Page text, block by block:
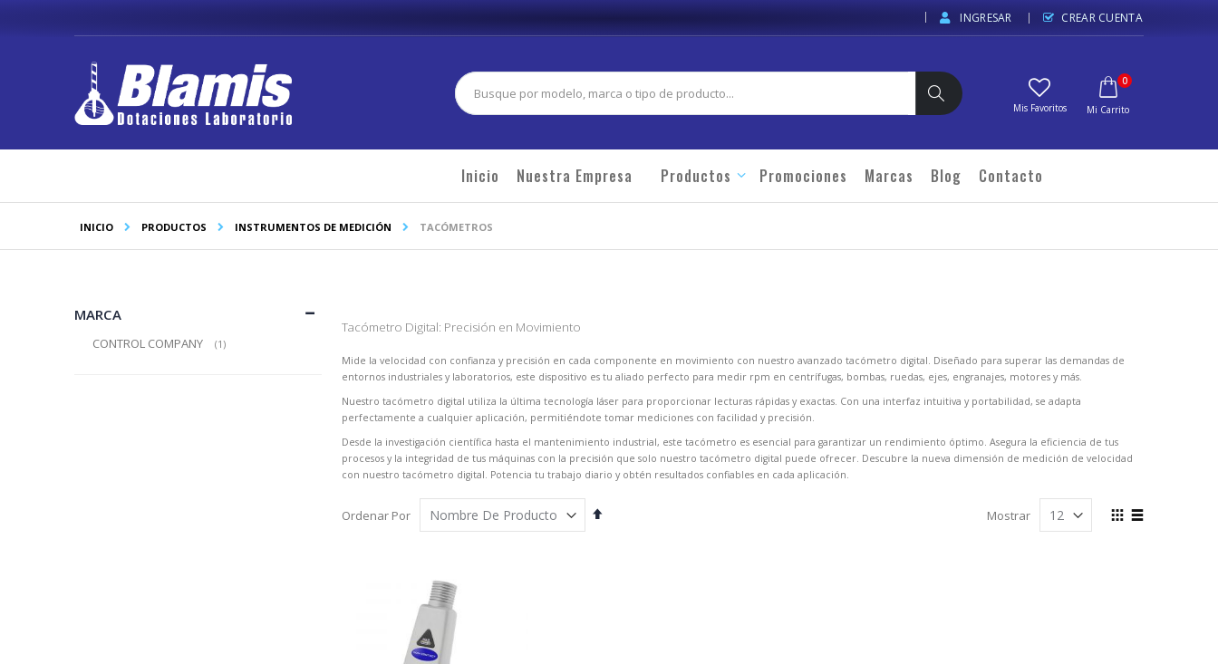
a
INGRESAR CREAR CUENTA
Carrito
0elementos
Buscar
Inicio Nuestra Empresa Productos Promociones Marcas Blog Contacto
INICIO PRODUCTOS INSTRUMENTOS DE MEDICIÓN TACÓMETROS
Tacómetro Digital: Precisión en Movimiento
Mide la velocidad con confianza y precisión en cada componente en movimiento con nuestro avanzado tacómetro digital. Diseñado para superar las demandas de
entornos industriales y laboratorios, este dispositivo es tu aliado perfecto para medir rpm en centrífugas, bombas, ruedas, ejes, engranajes, motores y más.
Nuestro tacómetro digital utiliza la última tecnología láser para proporcionar lecturas rápidas y exactas. Con una interfaz intuitiva y portabilidad, se adapta
perfectamente a cualquier aplicación, permitiéndote tomar mediciones con facilidad y precisión.
Desde la investigación científica hasta el mantenimiento industrial, este tacómetro es esencial para garantizar un rendimiento óptimo. Asegura la eficiencia de tus
procesos y la integridad de tus máquinas con la precisión que solo nuestro tacómetro digital puede ofrecer. Descubre la nueva dimensión de medición de velocidad
con nuestro tacómetro digital. Potencia tu trabajo diario y obtén resultados confiables en cada aplicación.
Ordenar Por
Fijar
Ver
Mostrar
MARCA
CONTROL COMPANY 1producto